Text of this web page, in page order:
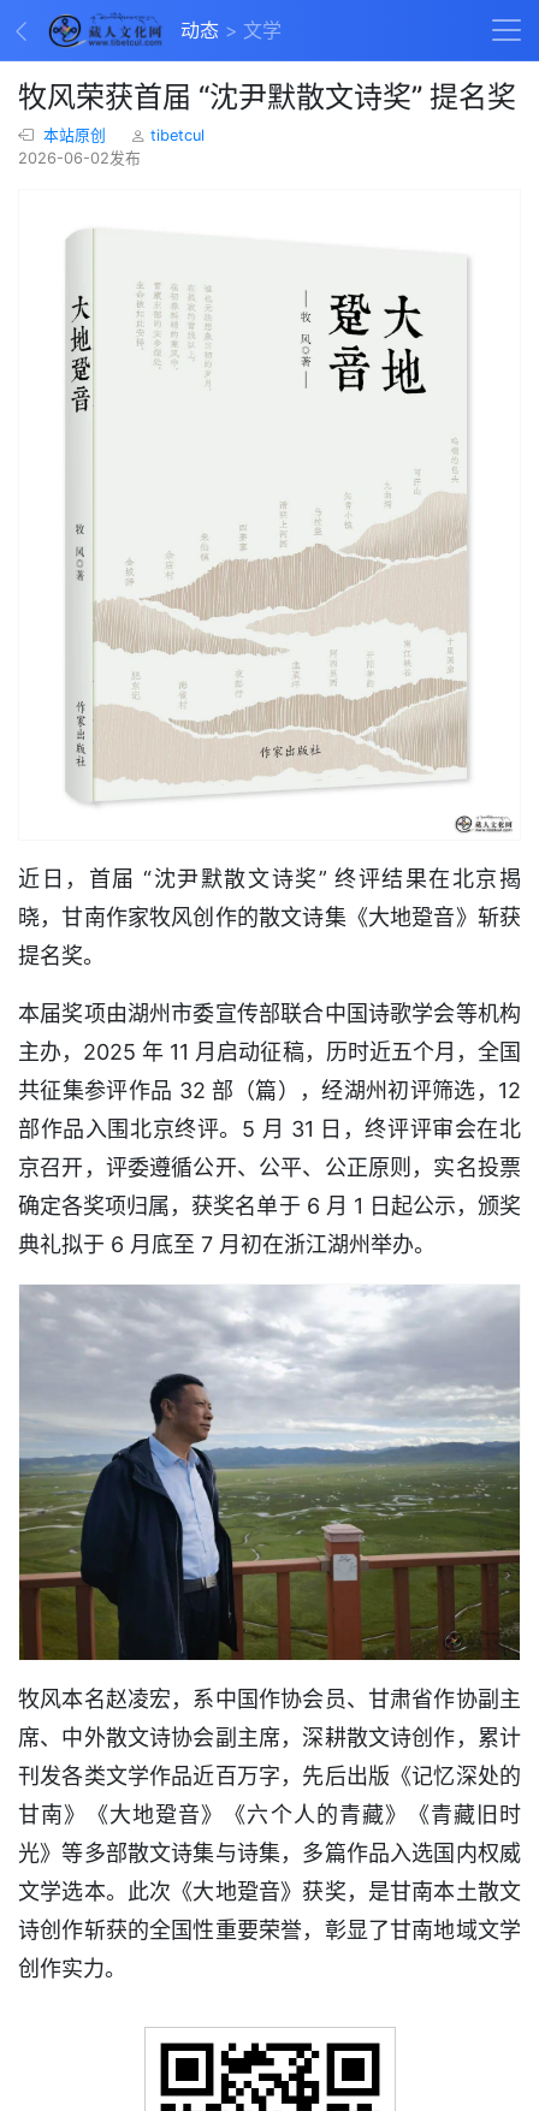
动态 文学
牧风荣获首届 “沈尹默散文诗奖” 提名奖
本站原创
tibetcul
2026-06-02发布
近日，首届 “沈尹默散文诗奖” 终评结果在北京揭
晓，甘南作家牧风创作的散文诗集《大地跫音》斩获
提名奖。
本届奖项由湖州市委宣传部联合中国诗歌学会等机构
主办，2025 年 11 月启动征稿，历时近五个月，全国
共征集参评作品 32 部（篇），经湖州初评筛选，12
部作品入围北京终评。5 月 31 日，终评评审会在北
京召开，评委遵循公开、公平、公正原则，实名投票
确定各奖项归属，获奖名单于 6 月 1 日起公示，颁奖
典礼拟于 6 月底至 7 月初在浙江湖州举办。
牧风本名赵凌宏，系中国作协会员、甘肃省作协副主
席、中外散文诗协会副主席，深耕散文诗创作，累计
刊发各类文学作品近百万字，先后出版《记忆深处的
甘南》《大地跫音》《六个人的青藏》《青藏旧时
光》等多部散文诗集与诗集，多篇作品入选国内权威
文学选本。此次《大地跫音》获奖，是甘南本土散文
诗创作斩获的全国性重要荣誉，彰显了甘南地域文学
创作实力。